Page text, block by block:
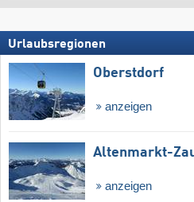
Urlaubsregionen
Oberstdorf
anzeigen
Altenmarkt-
anzeigen